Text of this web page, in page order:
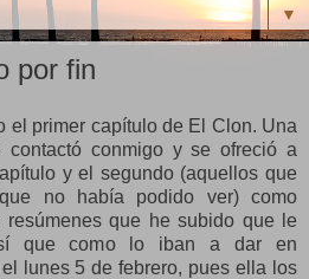
▼
por fin
el primer capítulo de El Clon. Una
conmigo y se ofreció a
y el segundo (aquellos que
no había podido ver) como
resúmenes que he subido que le
que como lo iban a dar en
lunes 5 de febrero, pues ella los